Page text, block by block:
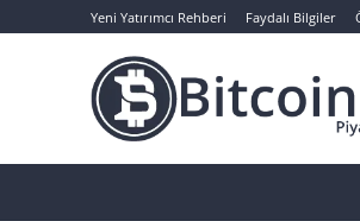
Yeni Yatırımcı Rehberi Faydalı Bilgiler